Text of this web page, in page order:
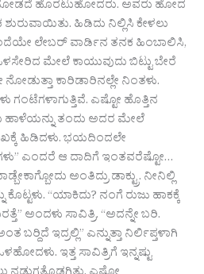
ನೋಡದೆ ಹೊರಟುಹೋದರು. ಅವರು ಹೋದ
ಹಿಡಿದು ನಿಲ್ಲಿಸಿ ಕೇಳಲು
ಲೇಬರ್‌ ವಾರ್ಡಿನ ತನಕ ಹಿಂಬಾಲಿಸಿ,
ಮೇಲೆ ಕಾಯುವುದು ಬಿಟ್ಟು ಬೇರೆ
ಕಾರಿಡಾರಿನಲ್ಲೇ ನಿಂತಳು.
ಗಂಟೆಗಳಾಗುತ್ತಿವೆ. ಎಷ್ಟೋ ಹೊತ್ತಿನ
ತಂದು ಅದರ ಮೇಲೆ
ಹಿಡಿದಳು. ಭಯದಿಂದಲೇ
ಎಂದರೆ ಆ ದಾದಿಗೆ ಇಂತವರೆಷ್ಟೋ…
ಅಂತಿದ್ರು ಡಾಕ್ಟ್ರು. ನೀನಿಲ್ಲಿ
ಕೊಟ್ಟಳು. “ಯಾಕಿದು? ನಂಗೆ ರುಜು ಹಾಕಕ್ಕೆ
ಅಂದಳು ಸಾವಿತ್ರಿ. “ಅದನ್ನೇ ಬರಿ.
ಇದ್ರಲ್ಲಿ” ಎನ್ನುತ್ತಾ ನಿರ್ಲಿಪ್ತಳಾಗಿ
ಇತ್ತ ಸಾವಿತ್ರಿಗೆ ಇನ್ನಷ್ಟು